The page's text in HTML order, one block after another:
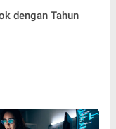
dengan Tahun